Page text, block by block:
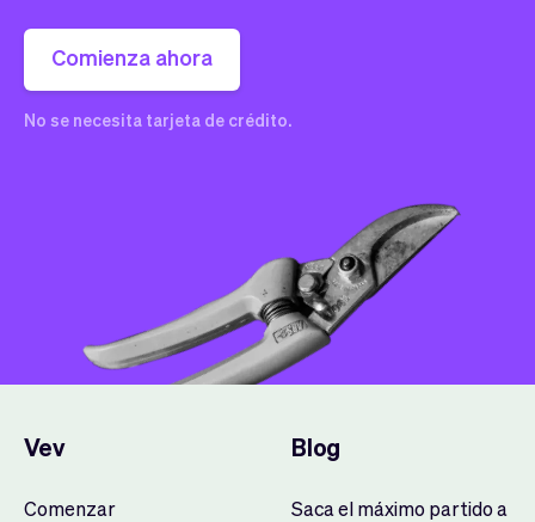
Comienza ahora
No se necesita tarjeta de crédito.
Vev
Comenzar
Blog
Saca el máximo partido a